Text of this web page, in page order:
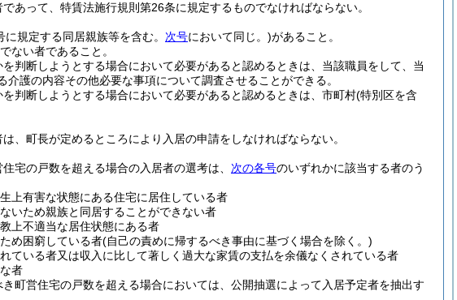
あって、特賃法施行規則第26条に規定するものでなければならない。
規定する同居親族等を含む。 次号において同じ。)があること。
ない者であること。
判断しようとする場合において必要があると認めるときは、当該職員をして、当
護の内容その他必要な事項について調査させることができる。
判断しようとする場合において必要があると認めるときは、市町村(特別区を含
、町長が定めるところにより入居の申請をしなければならない。
宅の戸数を超える場合の入居者の選考は、 次の各号のいずれかに該当する者のう
上有害な状態にある住宅に居住している者
いため親族と同居することができない者
上不適当な居住状態にある者
め困窮している者(自己の責めに帰するべき事由に基づく場合を除く。)
ている者又は収入に比して著しく過大な家賃の支払を余儀なくされている者
者
町営住宅の戸数を超える場合においては、公開抽選によって入居予定者を抽出す